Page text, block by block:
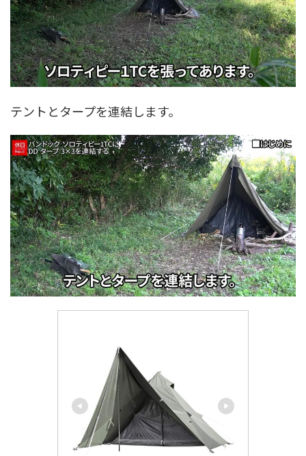
テントとタープを連結します。